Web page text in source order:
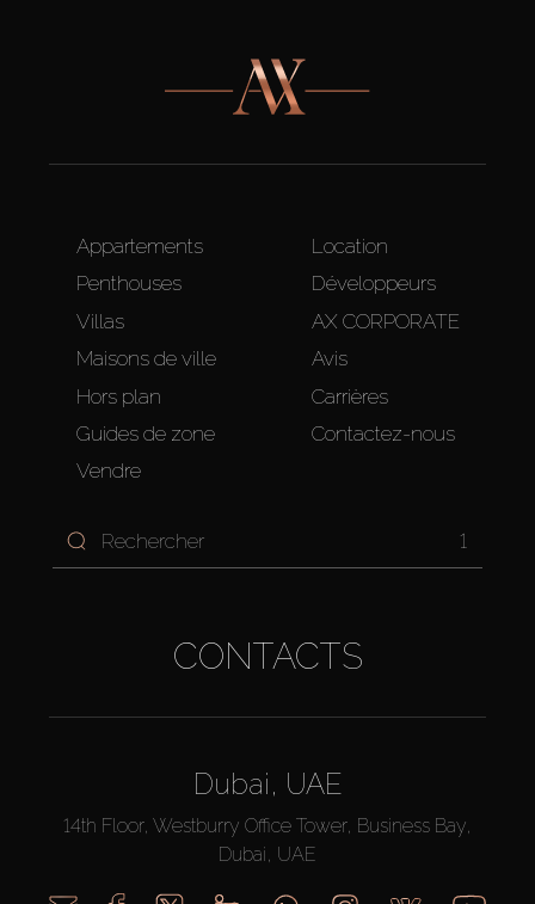
Appartements
Penthouses
Villas
Maisons de ville
Hors plan
Guides de zone
Vendre
Location
Développeurs
AX CORPORATE
Avis
Carrières
Contactez-nous
1
CONTACTS
Dubai, UAE
14th Floor, Westburry Office Tower, Business Bay,
Dubai, UAE